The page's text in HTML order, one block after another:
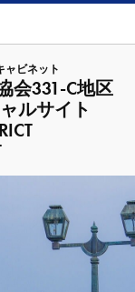
ャビネット
会331-C地区
ルサイト